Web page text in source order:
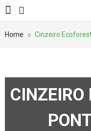
Home Cinzeiro
CINZEIRO